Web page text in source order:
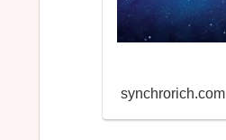
synchrorich.com